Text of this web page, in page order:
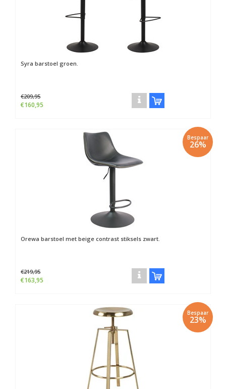
Syra barstoel groen.
€209,95
€160,95
Bespaar
26%
Orewa barstoel met beige contrast stiksels zwart.
€219,95
€163,95
Bespaar
23%